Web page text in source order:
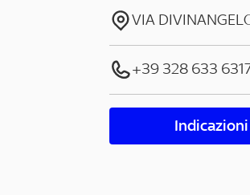
VIA
+39 328 633
Indicazioni